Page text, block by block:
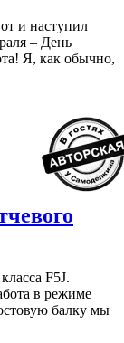
и наступил
– День
Я, как обычно,
F5J.
в режиме
балку мы